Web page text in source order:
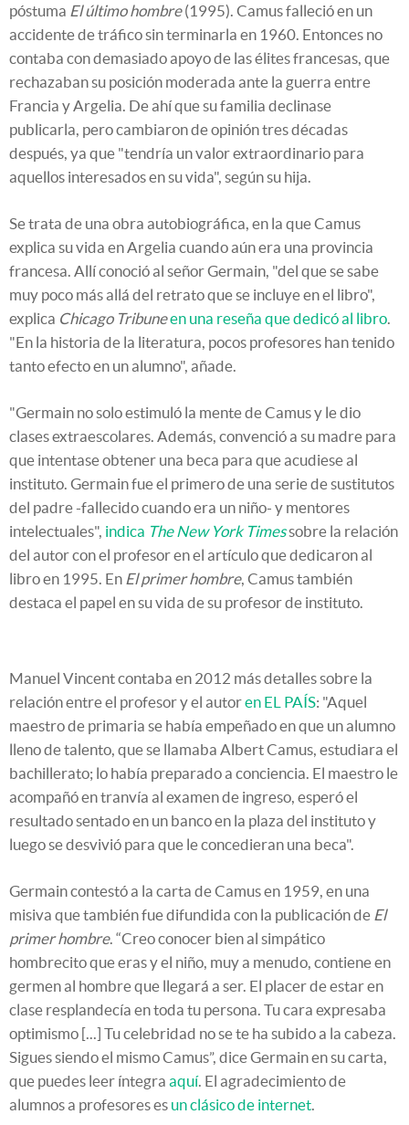
póstuma El último hombre(1995). Camus falleció en un
accidente de tráfico sin terminarla en 1960. Entonces no
contaba con demasiado apoyo de las élites francesas, que
rechazaban su posición moderada ante la guerra entre
Francia y Argelia. De ahí que su familia declinase
publicarla, pero cambiaron de opinión tres décadas
después, ya que "tendría un valor extraordinario para
aquellos interesados en su vida", según su hija.
Se trata de una obra autobiográfica, en la que Camus
explica su vida en Argelia cuando aún era una provincia
francesa. Allí conoció al señor Germain, "del que se sabe
muy poco más allá del retrato que se incluye en el libro",
explica Chicago Tribuneen una reseña que dedicó al libro.
"En la historia de la literatura, pocos profesores han tenido
tanto efecto en un alumno", añade.
"Germain no solo estimuló la mente de Camus y le dio
clases extraescolares. Además, convenció a su madre para
que intentase obtener una beca para que acudiese al
instituto. Germain fue el primero de una serie de sustitutos
del padre -fallecido cuando era un niño- y mentores
intelectuales", indica The New York Timessobre la relación
del autor con el profesor en el artículo que dedicaron al
libro en 1995. En El primer hombre, Camus también
destaca el papel en su vida de su profesor de instituto.
Manuel Vincent contaba en 2012 más detalles sobre la
relación entre el profesor y el autoren EL PAÍS: "Aquel
maestro de primaria se había empeñado en que un alumno
lleno de talento, que se llamaba Albert Camus, estudiara el
bachillerato; lo había preparado a conciencia. El maestro le
acompañó en tranvía al examen de ingreso, esperó el
resultado sentado en un banco en la plaza del instituto y
luego se desvivió para que le concedieran una beca".
Germain contestó a la carta de Camus en 1959, en una
misiva que también fue difundida con la publicación de El
primer hombre. “Creo conocer bien al simpático
hombrecito que eras y el niño, muy a menudo, contiene en
germen al hombre que llegará a ser. El placer de estar en
clase resplandecía en toda tu persona. Tu cara expresaba
optimismo [...] Tu celebridad no se te ha subido a la cabeza.
Sigues siendo el mismo Camus”, dice Germain en su carta,
que puedes leer íntegra aquí. El agradecimiento de
alumnos a profesores es un clásico de internet.